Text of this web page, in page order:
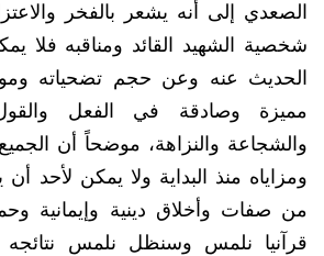
الصعدي إلى أنه يشعر بالفخر
شخصية الشهيد القائد ومناقبه فلا
الحديث عنه وعن حجم تضحياته
مميزة وصادقة في الفعل والقول
والشجاعة والنزاهة، موضحاً أن
ومزاياه منذ البداية ولا يمكن لأحد
من صفات وأخلاق دينية وإيمانية
قرآنيا نلمس وسنظل نلمس نتائجه